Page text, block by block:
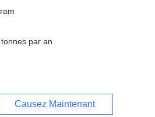
par an
Causez Maintenant